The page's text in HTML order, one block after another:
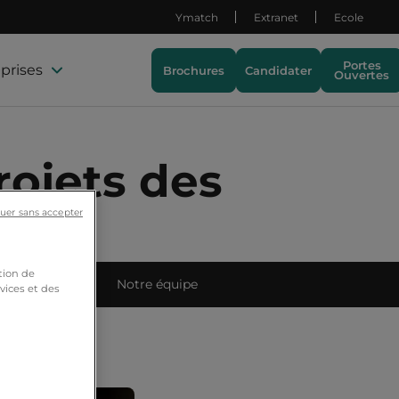
Ymatch Extranet Ecole
Brochures Candidater Portes
Ouvertes
des
étudiants Notre équipe
de
et des
sans accepter